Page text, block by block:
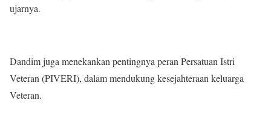
ujarnya.
Dandim juga menekankan pentingnya peran Persatuan Istri
Veteran (PIVERI), dalam mendukung kesejahteraan keluarga
Veteran.